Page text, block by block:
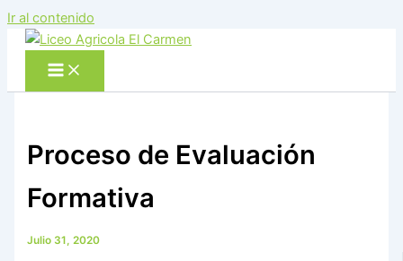
Ir al contenido
Proceso de Evaluación
Formativa
Julio 31, 2020